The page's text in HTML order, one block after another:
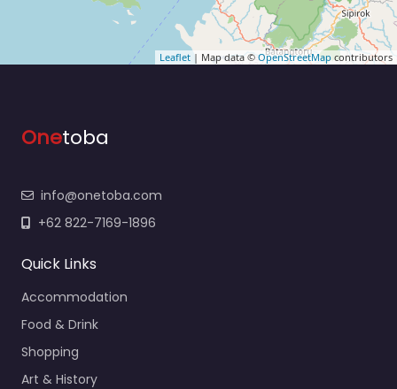
Leaflet | Map data © OpenStreetMap contributors
Onetoba
info@onetoba.com
+62 822-7169-1896
Quick Links
Accommodation
Food & Drink
Shopping
Art & History